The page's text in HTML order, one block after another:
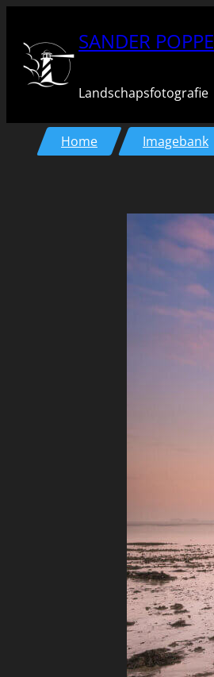
naar
de
SANDER POPPE
Landschapsfotografie
Home Imagebank